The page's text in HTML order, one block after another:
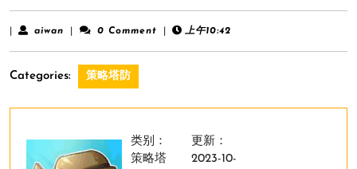
aiwan aiwan 0 Comment 上午10:42
Categories: 策略塔防
类别：
策略塔
更新：
2023-10-